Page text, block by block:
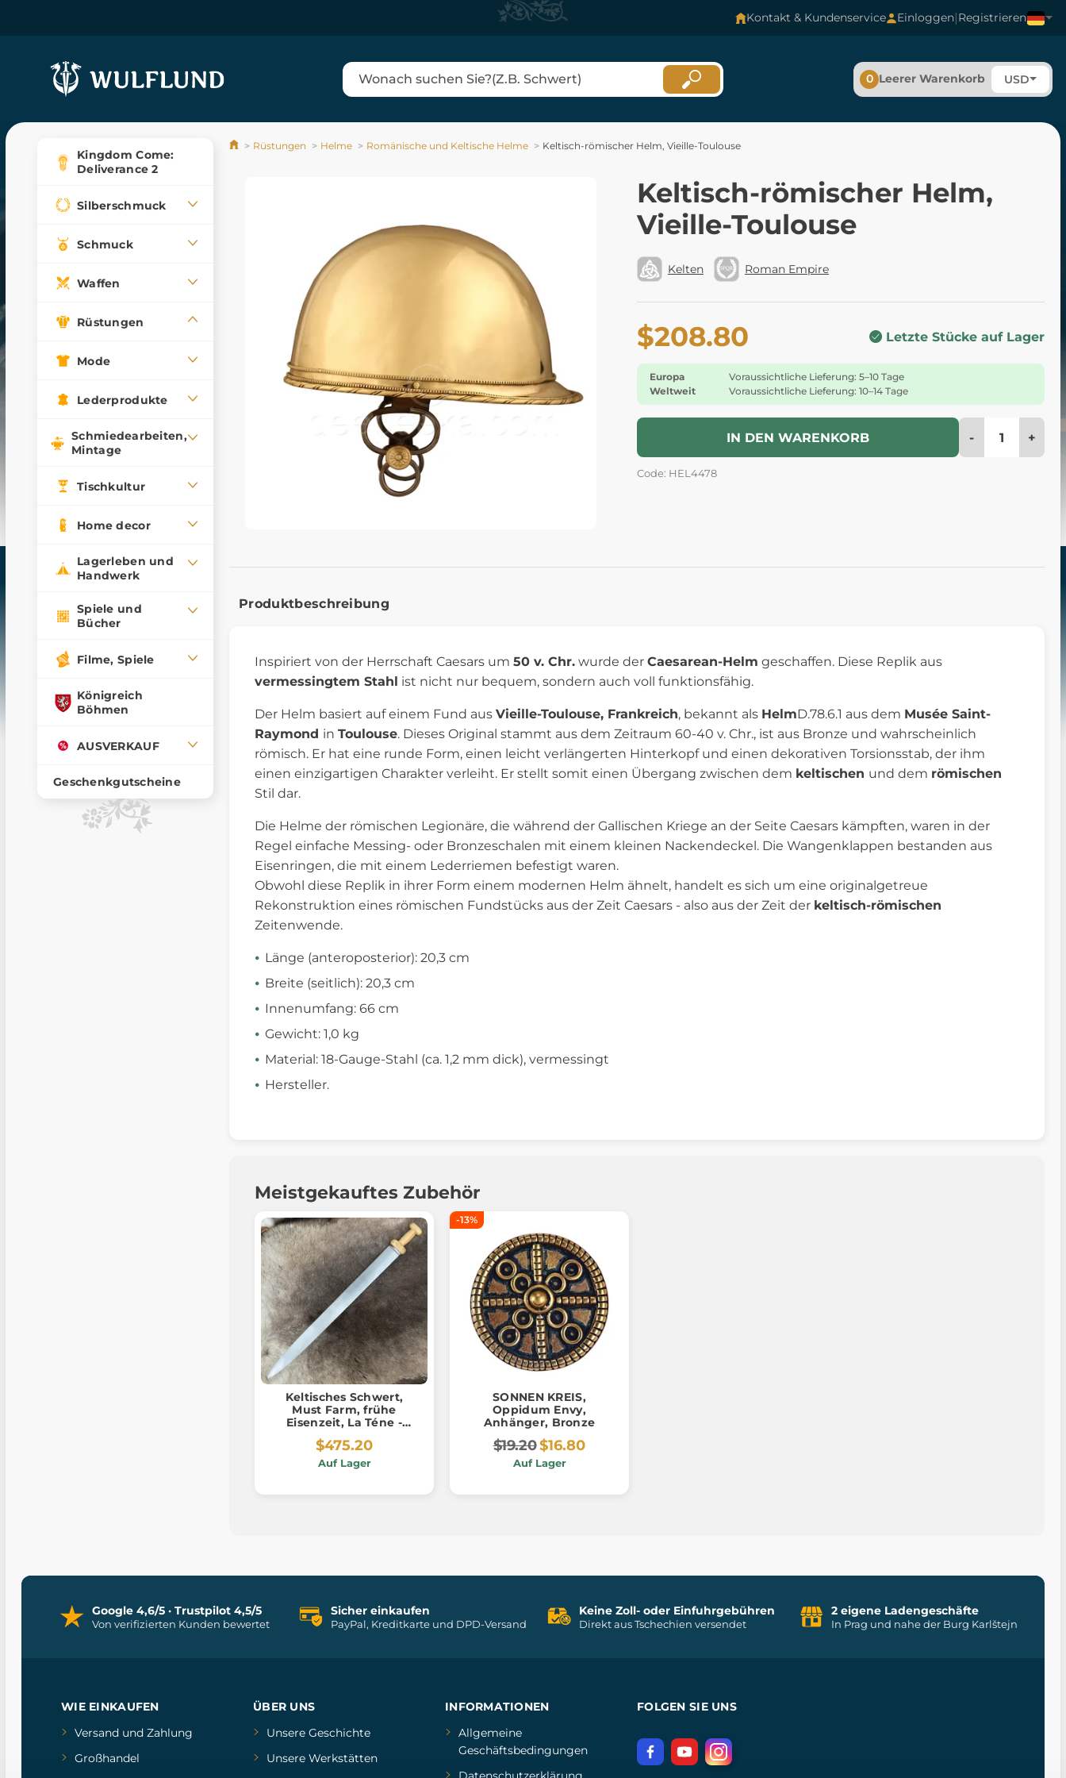
Kontakt & Kundenservice Einloggen|Registrieren
0 Leerer Warenkorb USD
Kingdom Come:
Deliverance 2
Silberschmuck
Schmuck
Waffen
Rüstungen
Mode
Lederprodukte
Schmiedearbeiten,
Mintage
Tischkultur
Home decor
Lagerleben und
Handwerk
Spiele und
Bücher
Filme, Spiele
Königreich
Böhmen
AUSVERKAUF
Geschenkgutscheine
Rüstungen Helme Romänische und Keltische Helme Keltisch-römischer Helm, Vieille-Toulouse
Keltisch-römischer Helm,
Vieille-Toulouse
Kelten Roman Empire
$208.80 Letzte Stücke auf Lager
Europa
Voraussichtliche Lieferung: 5–10 Tage
Weltweit
Voraussichtliche Lieferung: 10–14 Tage
IN DEN WARENKORB - +
Code: HEL4478
Produktbeschreibung
Inspiriert von der Herrschaft Caesars um 50 v. Chr. wurde der Caesarean-Helm geschaffen. Diese Replik aus
vermessingtem Stahl ist nicht nur bequem, sondern auch voll funktionsfähig.
Der Helm basiert auf einem Fund aus Vieille-Toulouse, Frankreich, bekannt als HelmD.78.6.1 aus dem Musée Saint-
Raymond in Toulouse. Dieses Original stammt aus dem Zeitraum 60-40 v. Chr., ist aus Bronze und wahrscheinlich
römisch. Er hat eine runde Form, einen leicht verlängerten Hinterkopf und einen dekorativen Torsionsstab, der ihm
einen einzigartigen Charakter verleiht. Er stellt somit einen Übergang zwischen dem keltischen und dem römischen
Stil dar.
Die Helme der römischen Legionäre, die während der Gallischen Kriege an der Seite Caesars kämpften, waren in der
Regel einfache Messing- oder Bronzeschalen mit einem kleinen Nackendeckel. Die Wangenklappen bestanden aus
Eisenringen, die mit einem Lederriemen befestigt waren.
Obwohl diese Replik in ihrer Form einem modernen Helm ähnelt, handelt es sich um eine originalgetreue
Rekonstruktion eines römischen Fundstücks aus der Zeit Caesars - also aus der Zeit der keltisch-römischen
Zeitenwende.
Länge (anteroposterior): 20,3 cm
Breite (seitlich): 20,3 cm
Innenumfang: 66 cm
Gewicht: 1,0 kg
Material: 18-Gauge-Stahl (ca. 1,2 mm dick), vermessingt
Hersteller.
Meistgekauftes Zubehör
Keltisches Schwert,
Must Farm, frühe
Eisenzeit, La Téne -
$475.20
Auf Lager
-13%
SONNEN KREIS,
Oppidum Envy,
Anhänger, Bronze
$19.20$16.80
Auf Lager
Google 4,6/5 · Trustpilot 4,5/5
Von verifizierten Kunden bewertet
Sicher einkaufen
PayPal, Kreditkarte und DPD-Versand
Keine Zoll- oder Einfuhrgebühren
Direkt aus Tschechien versendet
2 eigene Ladengeschäfte
In Prag und nahe der Burg Karlštejn
WIE EINKAUFEN
Versand und Zahlung
Großhandel
ÜBER UNS
Unsere Geschichte
Unsere Werkstätten
INFORMATIONEN
Allgemeine
Geschäftsbedingungen
FOLGEN SIE UNS